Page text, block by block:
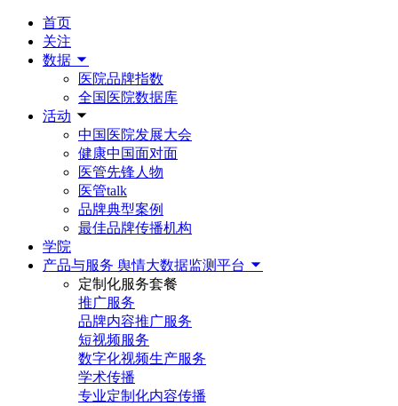
首页
关注
数据
医院品牌指数
全国医院数据库
活动
中国医院发展大会
健康中国面对面
医管先锋人物
医管talk
品牌典型案例
最佳品牌传播机构
学院
产品与服务 舆情大数据监测平台
定制化服务套餐
推广服务
品牌内容推广服务
短视频服务
数字化视频生产服务
学术传播
专业定制化内容传播